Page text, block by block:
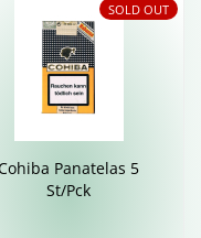
SOLD OUT
Pan­a­telas 5
St/Pck